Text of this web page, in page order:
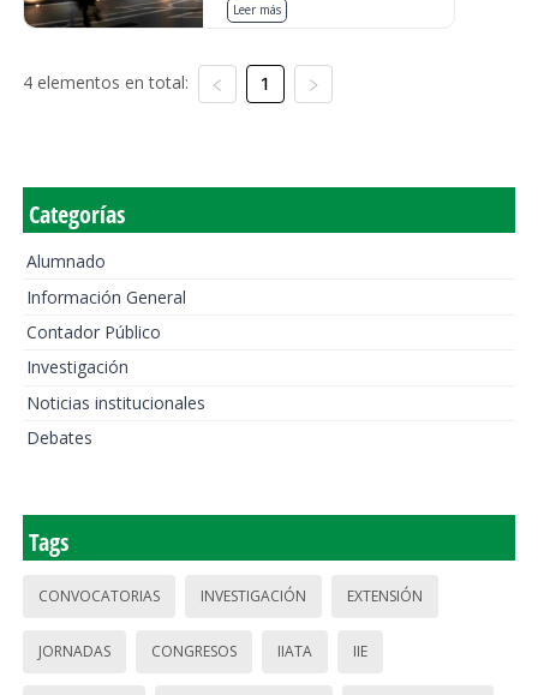
Leer más
4 elementos en total: 1
Categorías
Alumnado
Información General
Contador Público
Investigación
Noticias institucionales
Debates
Tags
CONVOCATORIAS INVESTIGACIÓN EXTENSIÓN
JORNADAS CONGRESOS IIATA IIE